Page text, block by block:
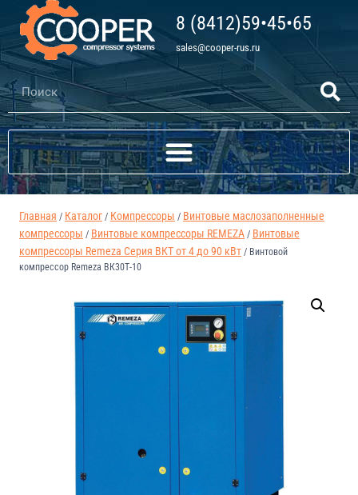
8 (8412)59•45•65
sales@cooper-rus.ru
Главная / Каталог / Компрессоры / Винтовые маслозаполненные
компрессоры / Винтовые компрессоры REMEZA / Винтовые
компрессоры Remeza Серия ВКТ от 4 до 90 кВт / Винтовой
компрессор Remeza ВК30Т-10